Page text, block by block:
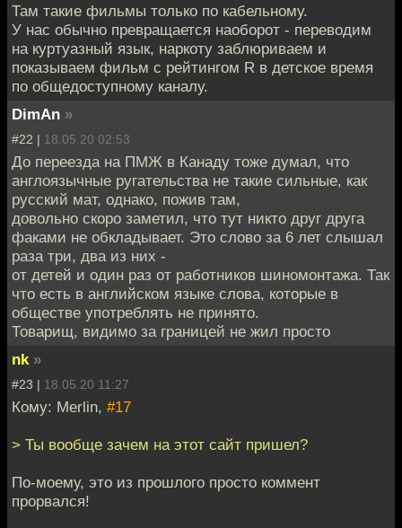
Там такие фильмы только по кабельному.
У нас обычно превращается наоборот - переводим
на куртуазный язык, наркоту заблюриваем и
показываем фильм с рейтингом R в детское время
по общедоступному каналу.
DimAn »
#22 | 18.05.20 02:53
До переезда на ПМЖ в Канаду тоже думал, что
англоязычные ругательства не такие сильные, как
русский мат, однако, пожив там,
довольно скоро заметил, что тут никто друг друга
факами не обкладывает. Это слово за 6 лет слышал
раза три, два из них -
от детей и один раз от работников шиномонтажа. Так
что есть в английском языке слова, которые в
обществе употреблять не принято.
Товарищ, видимо за границей не жил просто
nk »
#23 | 18.05.20 11:27
Кому: Merlin, #17
> Ты вообще зачем на этот сайт пришел?
По-моему, это из прошлого просто коммент
прорвался!